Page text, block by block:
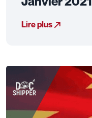
Lire plus